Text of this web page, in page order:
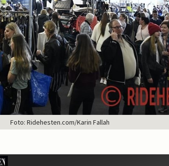
Foto: Ridehesten.com/Karin Fallah